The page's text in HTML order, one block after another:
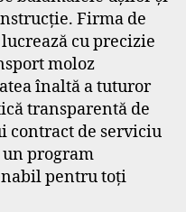
Firma de
cu precizie
moloz
înaltă a tuturor
transparentă de
contract de serviciu
program
pentru toți